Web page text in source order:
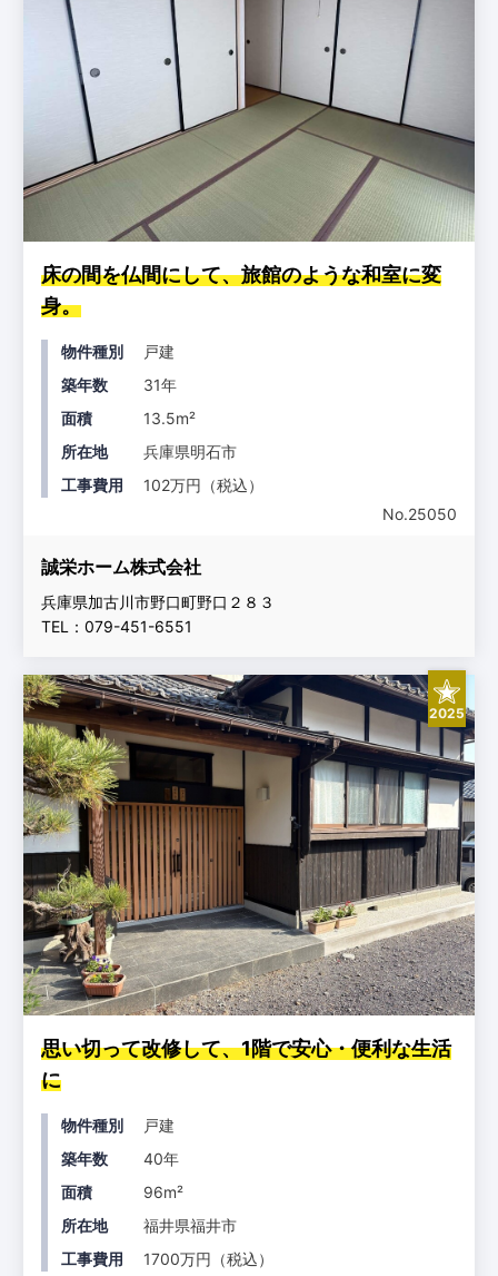
床の間を仏間にして、旅館のような和室に変
身。
物件種別
戸建
築年数
31年
面積
13.5m²
所在地
兵庫県明石市
工事費用
102万円（税込）
No.25050
誠栄ホーム株式会社
兵庫県加古川市野口町野口２８３
TEL：079-451-6551
2025
思い切って改修して、1階で安心・便利な生活
に
物件種別
戸建
築年数
40年
面積
96m²
所在地
福井県福井市
工事費用
1700万円（税込）